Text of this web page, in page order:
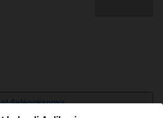
Selengkapnya